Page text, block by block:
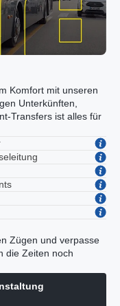
Komfort mit unseren
Unterkünften,
Transfers ist alles für
Zügen und verpasse
die Zeiten noch